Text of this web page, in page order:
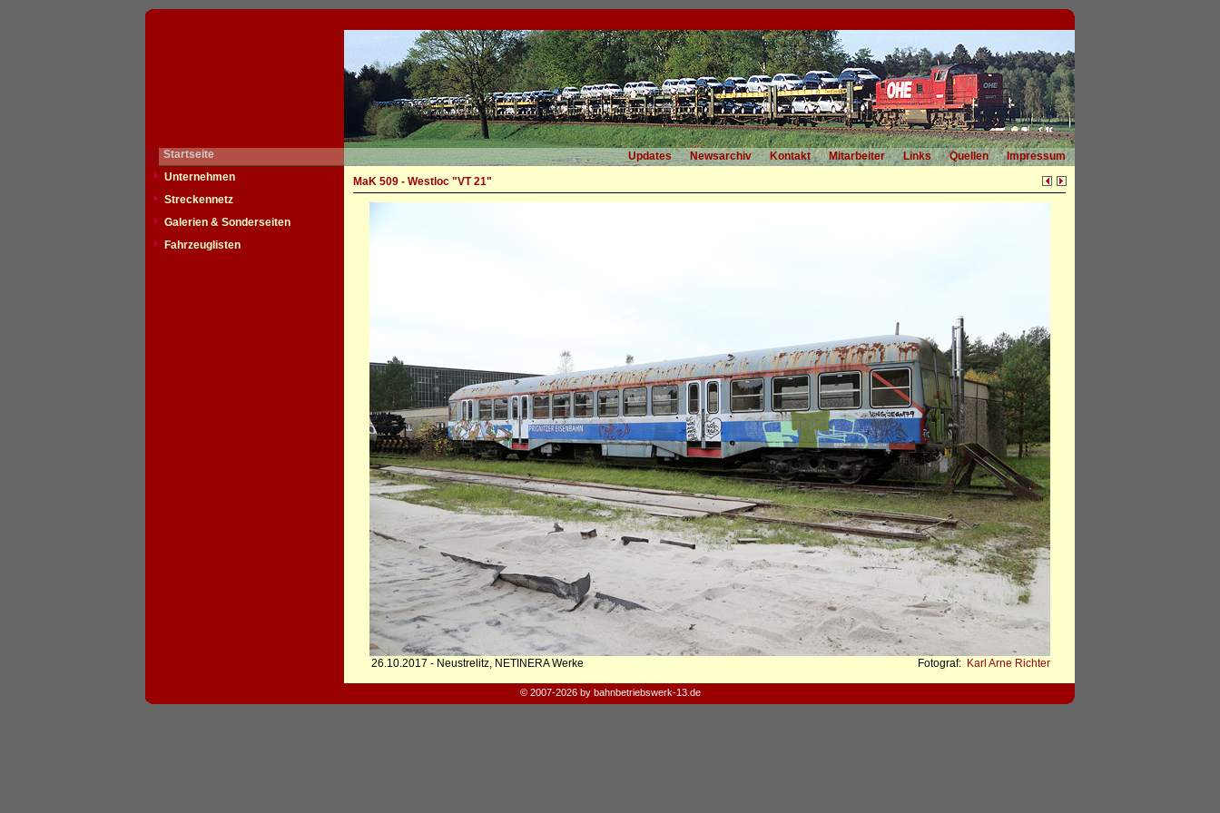
Startseite Updates Newsarchiv Kontakt Mitarbeiter Links Quellen
Impressum
Unternehmen
Streckennetz
Galerien & Sonderseiten
Fahrzeuglisten
MaK 509 - Westloc "VT 21"
26.10.2017 - Neustrelitz, NETINERA Werke Fotograf: Karl Arne Richter
© 2007-2026 by bahnbetriebswerk-13.de